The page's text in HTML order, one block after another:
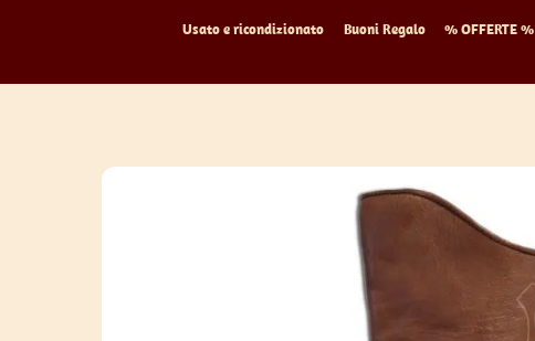
Usato e ricondizionato Buoni Regalo % OFFERTE %